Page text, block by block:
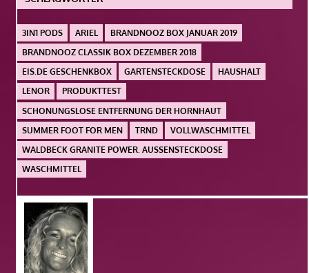
3IN1 PODS ARIEL
BRANDNOOZ BOX JANUAR 2019
BRANDNOOZ CLASSIK BOX DEZEMBER 2018
EIS.DE GESCHENKBOX
GARTENSTECKDOSE
HAUSHALT
LENOR
PRODUKTTEST
SCHONUNGSLOSE ENTFERNUNG DER HORNHAUT
SUMMER FOOT FOR MEN
TRND
VOLLWASCHMITTEL
WALDBECK GRANITE POWER. AUSSENSTECKDOSE
WASCHMITTEL